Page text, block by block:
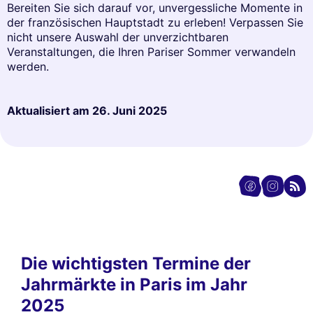
Bereiten Sie sich darauf vor, unvergessliche Momente in
der französischen Hauptstadt zu erleben! Verpassen Sie
nicht unsere Auswahl der unverzichtbaren
Veranstaltungen, die Ihren Pariser Sommer verwandeln
werden.
Aktualisiert am 26. Juni 2025
Die wichtigsten Termine der
Jahrmärkte in Paris im Jahr
2025